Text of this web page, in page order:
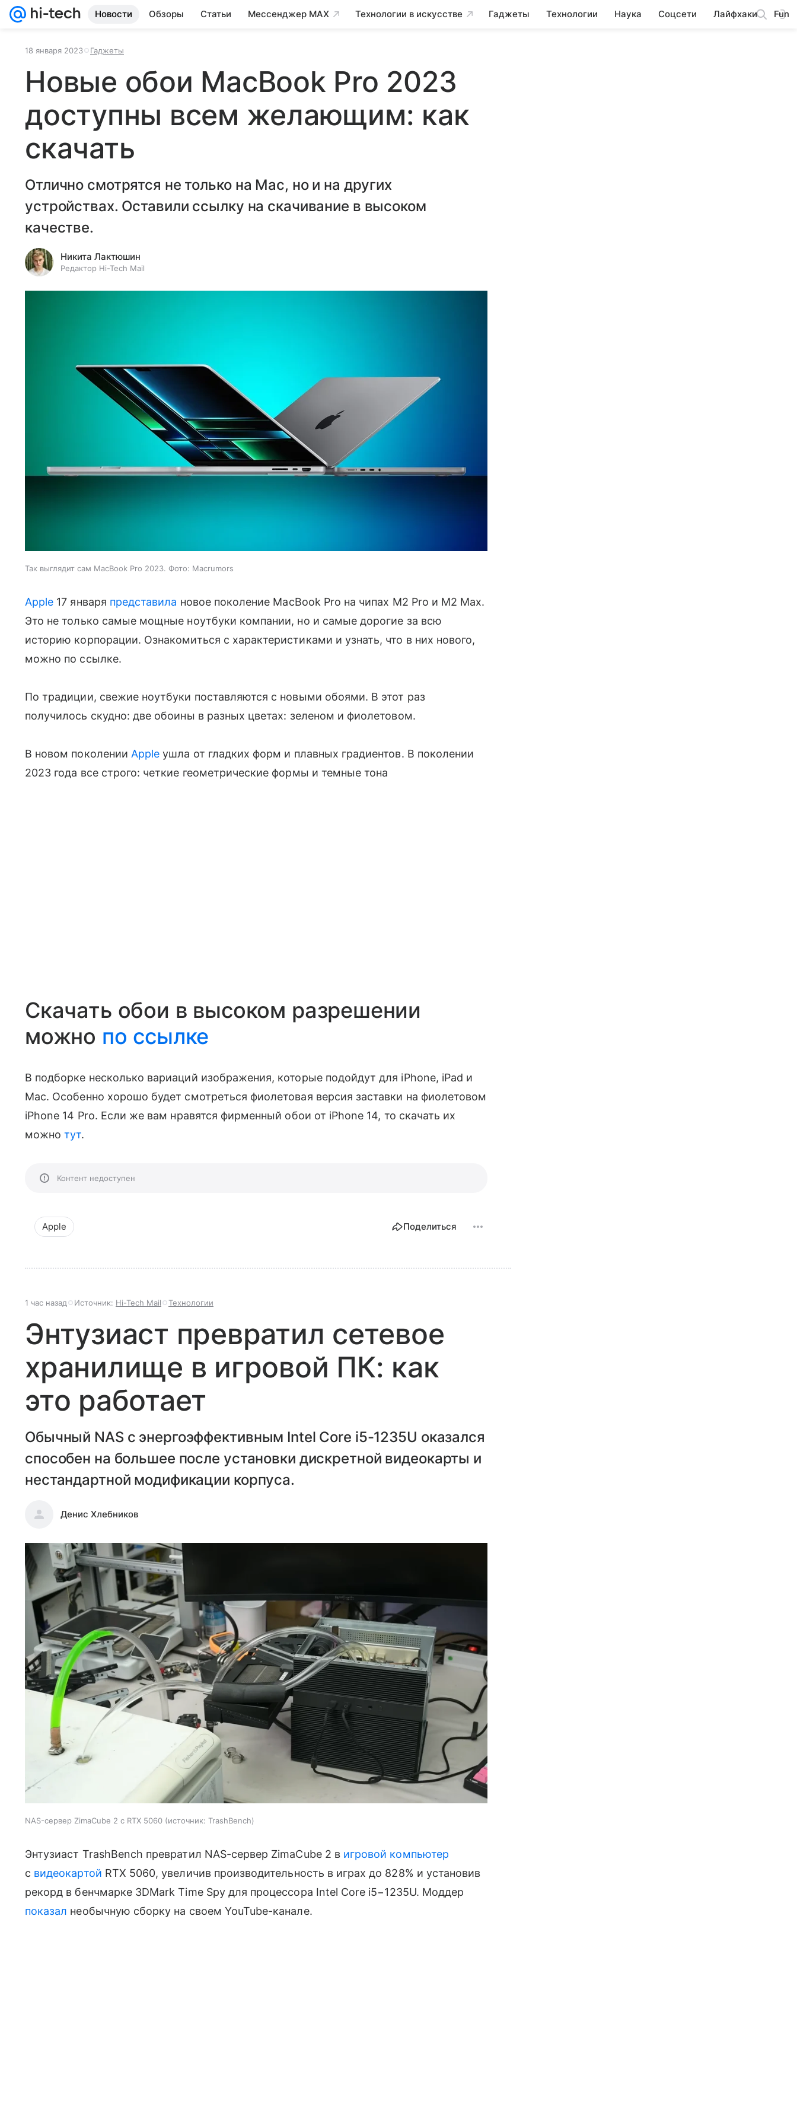
Новости Обзоры Статьи Мессенджер MAX Технологии в искусстве Гаджеты Технологии Наука Соцсети Лайфхаки Fun
18 января 2023 Гаджеты
Новые обои MacBook Pro 2023
доступны всем желающим: как
скачать
Отлично смотрятся не только на Mac, но и на других
устройствах. Оставили ссылку на скачивание в высоком
качестве.
Никита Лактюшин
Редактор Hi-Tech Mail
Так выглядит сам MacBook Pro 2023. Фото: Macrumors
Apple 17 января представила новое поколение MacBook Pro на чипах M2 Pro и M2 Max.
Это не только самые мощные ноутбуки компании, но и самые дорогие за всю
историю корпорации. Ознакомиться с характеристиками и узнать, что в них нового,
можно по ссылке.
По традиции, свежие ноутбуки поставляются с новыми обоями. В этот раз
получилось скудно: две обоины в разных цветах: зеленом и фиолетовом.
В новом поколении Apple ушла от гладких форм и плавных градиентов. В поколении
2023 года все строго: четкие геометрические формы и темные тона
Скачать обои в высоком разрешении
можно по ссылке
В подборке несколько вариаций изображения, которые подойдут для iPhone, iPad и
Mac. Особенно хорошо будет смотреться фиолетовая версия заставки на фиолетовом
iPhone 14 Pro. Если же вам нравятся фирменный обои от iPhone 14, то скачать их
можнотут.
Контент недоступен
Apple Поделиться
1 час назад Источник: Hi-Tech Mail Технологии
Энтузиаст превратил сетевое
хранилище в игровой ПК: как
это работает
Обычный NAS с энергоэффективным Intel Core i5-1235U оказался
способен на большее после установки дискретной видеокарты и
нестандартной модификации корпуса.
Денис Хлебников
NAS-сервер ZimaCube 2 с RTX 5060 источник: TrashBench
Энтузиаст TrashBench превратил NAS-сервер ZimaCube 2 в игровой компьютер
с видеокартой RTX 5060, увеличив производительность в играх до 828% и установив
рекорд в бенчмарке 3DMark Time Spy для процессора Intel Core i5−1235U. Моддер
показал необычную сборку на своем YouTube-канале.